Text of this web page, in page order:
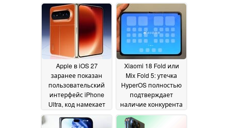
меньшим
количеством складок
по сравнению с
моделью Z Fold8 Ultra
серии « Galaxy »
благодаря более
толстому стеклу UTG
15 June 2026
Apple в iOS 27
заранее показан
пользовательский
интерфейс iPhone
Ultra, код намекает
складывания09 June
Xiaomi 18 Fold или
Mix Fold 5: утечка
HyperOS полностью
подтверждает
наличие конкурента
iPhone Ultra07 June 2026